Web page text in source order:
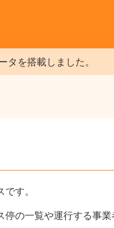
を搭載しました。
す。
の一覧や運行する事業